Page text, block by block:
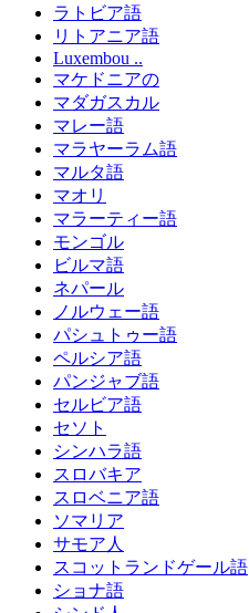
ラトビア語
リトアニア語
Luxembou ..
マケドニアの
マダガスカル
マレー語
マラヤーラム語
マルタ語
マオリ
マラーティー語
モンゴル
ビルマ語
ネパール
ノルウェー語
パシュトゥー語
ペルシア語
パンジャブ語
セルビア語
セソト
シンハラ語
スロバキア
スロベニア語
ソマリア
サモア人
スコットランドゲール語
ショナ語